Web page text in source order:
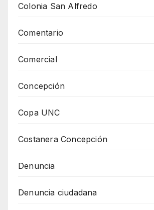
Colonia San Alfredo
Comentario
Comercial
Concepción
Copa UNC
Costanera Concepción
Denuncia
Denuncia ciudadana